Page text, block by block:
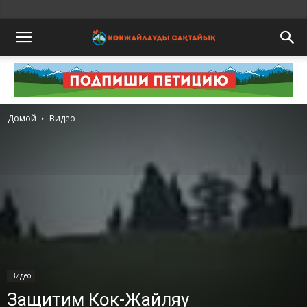
Домой Видео
Видео
Защитим Кок-Жайляу